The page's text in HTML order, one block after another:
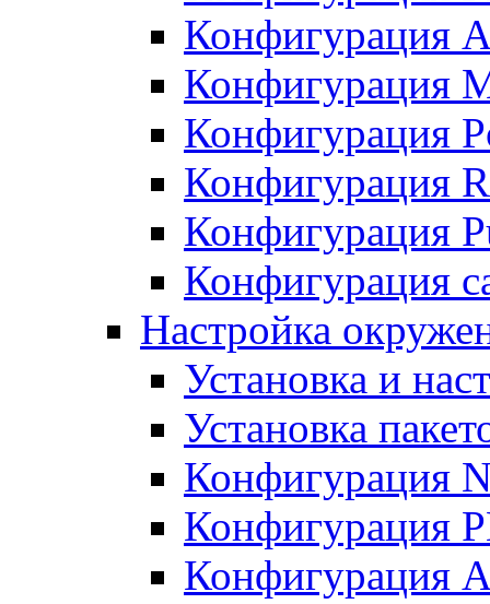
Конфигурация
Конфигурация
Конфигурация
Конфигурация
Конфигурация
Конфигурация
Настройка
Установка и
Установка
Конфигурация
Конфигурация
Конфигурация